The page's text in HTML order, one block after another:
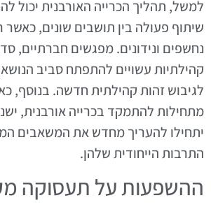
למשל, תהליך הכרייה האורבנית יכול
שיתוף פעולה בין תושבים שונים, כאשר
נחשפים ונידונים. מפגשים חברתיים,
קהילתיות עשויים להתפתח סביב
לגיבוש זהות קהילתית חדשה. בנוסף,
מתחילות להתמקד בכרייה אורבנית,
יתחילו להעריך מחדש את המשאבים
התרבות הייחודית שלהן.
ההשפעות על תעסוקה